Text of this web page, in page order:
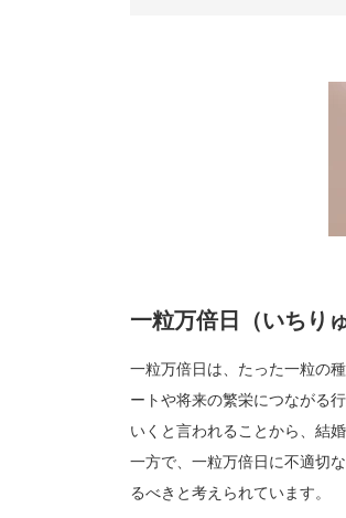
一粒万倍日（いちり
一粒万倍日は、たった一粒の
ートや将来の繁栄につながる
いくと言われることから、結
一方で、一粒万倍日に不適切
るべきと考えられています。